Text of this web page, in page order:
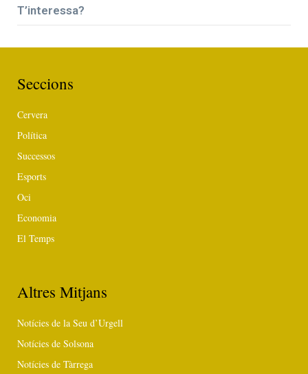
T’interessa?
Seccions
Cervera
Política
Successos
Esports
Oci
Economia
El Temps
Altres Mitjans
Notícies de la Seu d’Urgell
Notícies de Solsona
Notícies de Tàrrega